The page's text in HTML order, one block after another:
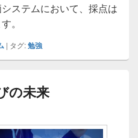
ステムにおいて、採点は
。
| タグ:勉強
の未来